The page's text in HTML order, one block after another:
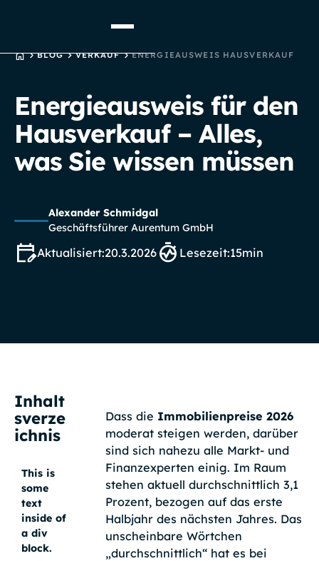
STARTSEITE
BLOG VERKAUF ENERGIEAUSWEIS HAUSVERKAUF
Energieausweis für den
Hausverkauf – Alles,
was Sie wissen müssen
Alexander Schmidgal
Geschäftsführer Aurentum GmbH
Aktualisiert:20.3.2026 Lesezeit:15min
Inhalt
sverze
ichnis
This is
some
text
inside of
a div
block.
Dass die Immobilienpreise 2026
moderat steigen werden, darüber
sind sich nahezu alle Markt- und
Finanzexperten einig. Im Raum
stehen aktuell durchschnittlich 3,1
Prozent, bezogen auf das erste
Halbjahr des nächsten Jahres. Das
unscheinbare Wörtchen
„durchschnittlich“ hat es bei